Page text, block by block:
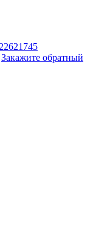
Закажите обратный